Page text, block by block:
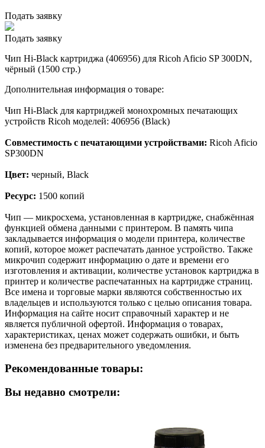
Подать заявку
Подать заявку
Чип Hi-Black картриджа (406956) для Ricoh Aficio SP 300DN,
чёрный (1500 стр.)
Дополнительная информация о товаре:
Чип Hi-Black для картриджей монохромных печатающих
устройств Ricoh моделей: 406956 (Black)
Совместимость с печатающими устройствами: Ricoh Aficio
SP300DN
Цвет: черный, Black
Ресурс: 1500 копий
Чип — микросхема, установленная в картридже, снабжённая
функцией обмена данными с принтером. В память чипа
закладывается информация о модели принтера, количестве
копий, которое может распечатать данное устройство. Также
микрочип содержит информацию о дате и времени его
изготовления и активации, количестве установок картриджа в
принтер и количестве распечатанных на картридже страниц.
Все имена и торговые марки являются собственностью их
владельцев и используются только с целью описания товара.
Информация на сайте носит справочный характер и не
является публичной офертой. Информация о товарах,
характеристиках, ценах может содержать ошибки, и быть
изменена без предварительного уведомления.
Рекомендованные товары:
Вы недавно смотрели: